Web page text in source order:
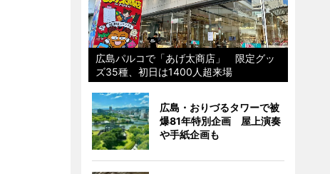
広島パルコで「あげ太商店」 限定グッ
ズ35種、初日は1400人超来場
広島・おりづるタワーで被
爆81年特別企画 屋上演奏
や手紙企画も